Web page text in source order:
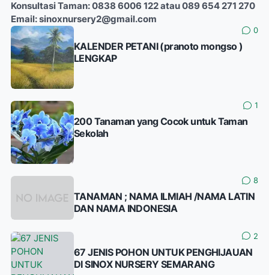
Konsultasi Taman: 0838 6006 122 atau 089 654 271 270
Email: sinoxnursery2@gmail.com
0
KALENDER PETANI (pranoto mongso )
LENGKAP
1
200 Tanaman yang Cocok untuk Taman
Sekolah
8
TANAMAN ; NAMA ILMIAH /NAMA LATIN
DAN NAMA INDONESIA
2
67 JENIS POHON UNTUK PENGHIJAUAN
DI SINOX NURSERY SEMARANG